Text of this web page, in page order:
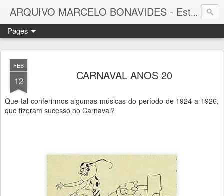
ARQUIVO MARCELO BONAVIDES - Estrelas que nunca se Apagam -
Pages
FEB
12 CARNAVAL ANOS 20
Que tal conferirmos algumas músicas do período de 1924 a 1926,
que fizeram sucesso no Carnaval?